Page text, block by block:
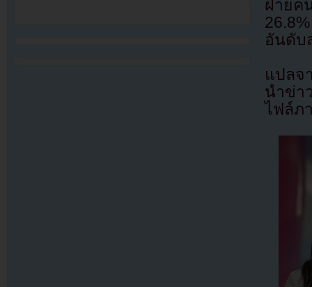
ฝ่ายค
อันดับ
แปลจ
นำข่า
ไฟล์ภ